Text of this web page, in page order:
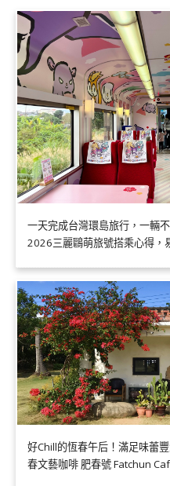
一天完成台灣環島旅行，一輛
2026三麗鷗萌旅號搭乘心得，
好Chill的恆春午后！滿足味蕾
春文藝咖啡 肥春號 Fatchun